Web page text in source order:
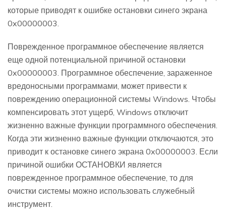
которые приводят к ошибке остановки синего экрана
0x00000003.
Поврежденное программное обеспечение является
еще одной потенциальной причиной остановки
0x00000003. Программное обеспечение, зараженное
вредоносными программами, может привести к
повреждению операционной системы Windows. Чтобы
компенсировать этот ущерб, Windows отключит
жизненно важные функции программного обеспечения.
Когда эти жизненно важные функции отключаются, это
приводит к остановке синего экрана 0x00000003. Если
причиной ошибки ОСТАНОВКИ является
поврежденное программное обеспечение, то для
очистки системы можно использовать служебный
инструмент.